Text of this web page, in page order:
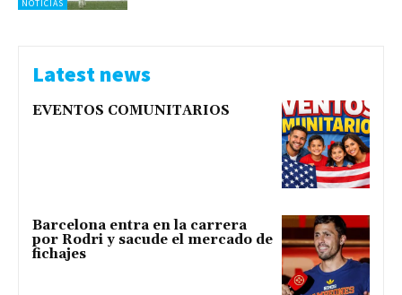
NOTICIAS
Latest news
EVENTOS COMUNITARIOS
Barcelona entra en la carrera
por Rodri y sacude el mercado de
fichajes